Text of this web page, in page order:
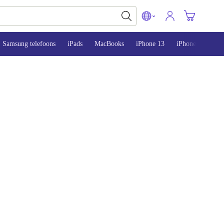
Samsung telefoons iPads MacBooks iPhone 13 iPhone 14